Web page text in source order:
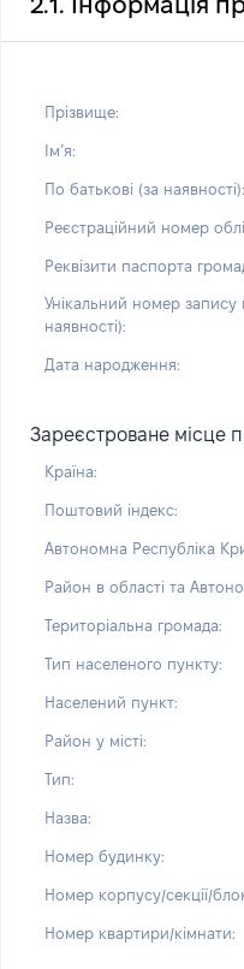
Прізвище:
Імʼя:
По батькові (за наявності):
Реєстраційний номер
Реквізити паспорта
Унікальний номер
наявності):
Дата народження:
Зареєстроване місце
Країна:
Поштовий індекс:
Автономна Республіка
Район в області та
Територіальна громада:
Тип населеного пункту:
Населений пункт:
Район у місті:
Тип:
Назва:
Номер будинку:
Номер корпусу/секції/
Номер квартири/кімнати: